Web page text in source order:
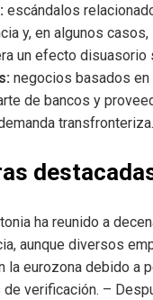
escándalos
y, en algunos
un efecto
negocios basados
de bancos y
transfronteriza.
ha reunido a
aunque diversos
la eurozona debido
verificación. –